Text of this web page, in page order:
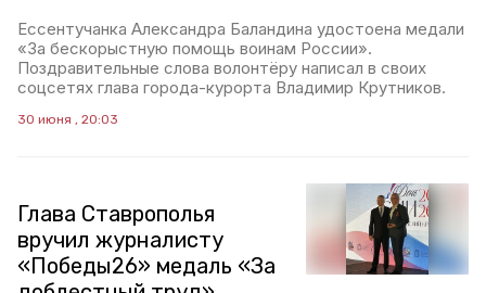
Ессентучанка Александра Баландина удостоена медали
«За бескорыстную помощь воинам России».
Поздравительные слова волонтёру написал в своих
соцсетях глава города-курорта Владимир Крутников.
30 июня , 20:03
Глава Ставрополья
вручил журналисту
«Победы26» медаль «За